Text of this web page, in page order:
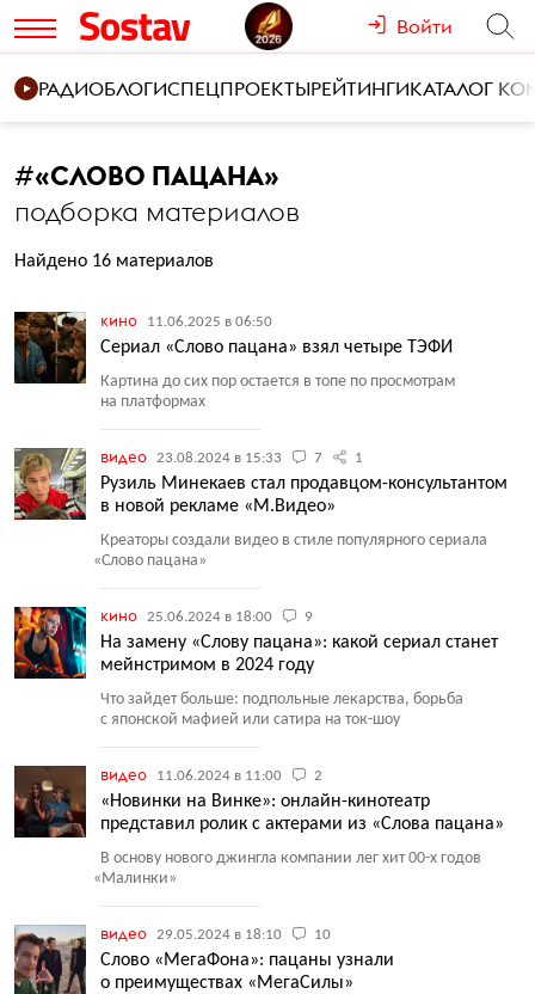
Войти
РАДИОБЛОГИСПЕЦПРОЕКТЫРЕЙТИНГИКАТАЛОГ
#«СЛОВО ПАЦАНА»
подборка материалов
Найдено 16 материалов
кино 11.06.2025 в 06:50
Сериал «Слово пацана» взял четыре ТЭФИ
Картина до сих пор остается в топе по просмотрам
на платформах
видео 23.08.2024 в 15:33 7 1
Рузиль Минекаев стал продавцом-консультантом
в новой рекламе «М.Видео»
Креаторы создали видео в стиле популярного сериала
«Слово пацана»
кино 25.06.2024 в 18:00 9
На замену «Слову пацана»: какой сериал станет
мейнстримом в 2024 году
Что зайдет больше: подпольные лекарства, борьба
с японской мафией или сатира на ток-шоу
видео 11.06.2024 в 11:00 2
«Новинки на Винке»: онлайн-кинотеатр
представил ролик с актерами из «Слова пацана»
В основу нового джингла компании лег хит 00-х годов
«Малинки»
видео 29.05.2024 в 18:10 10
Слово «МегаФона»: пацаны узнали
о преимуществах «МегаСилы»